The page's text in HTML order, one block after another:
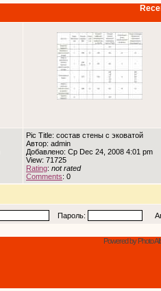
Pic Title: состав стены с эковатой
Автор: admin
Добавлено: Ср Dec 24, 2008 4:01 pm
View: 71725
Rating: not rated
Comments: 0
Пароль:
Powered by Photo